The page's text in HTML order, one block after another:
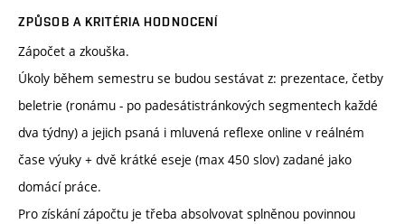
ZPŮSOB A KRITÉRIA HODNOCENÍ
Zápočet a zkouška.
Úkoly během semestru se budou sestávat z: prezentace, četby
beletrie (ronámu - po padesátistránkových segmentech každé
dva týdny) a jejich psaná i mluvená reflexe online v reálném
čase výuky + dvě krátké eseje (max 450 slov) zadané jako
domácí práce.
Pro získání zápočtu je třeba absolvovat splněnou povinnou